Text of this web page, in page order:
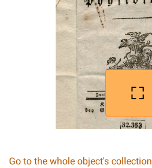
Go to the whole object's collection